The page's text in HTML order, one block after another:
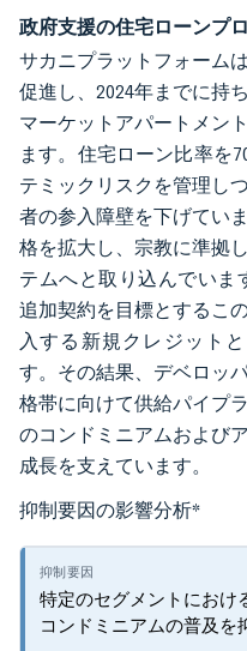
政府支援の住宅ローンプ
サカニプラットフォーム
促進し、2024年までに持
マーケットアパートメン
ます。住宅ローン比率を
テミックリスクを管理し
者の参入障壁を下げてい
格を拡大し、宗教に準拠
テムへと取り込んでいま
追加契約を目標とするこ
入する新規クレジット
す。その結果、デベロッ
格帯に向けて供給パイプ
のコンドミニアムおよび
成長を支えています。
抑制要因の影響分析*
特定のセグメントにおけ
コンドミニアムの普及を